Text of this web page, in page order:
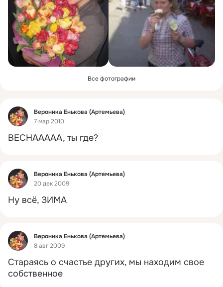
Все фотографии
Фид
Вероника Енькова (Артемьева)
7 мар 2010
ВЕСНААААА, ты где?
Фид
Вероника Енькова (Артемьева)
20 дек 2009
Ну всё, ЗИМА
Фид
Вероника Енькова (Артемьева)
8 авг 2009
Стараясь о счастье других, мы находим свое
собственное